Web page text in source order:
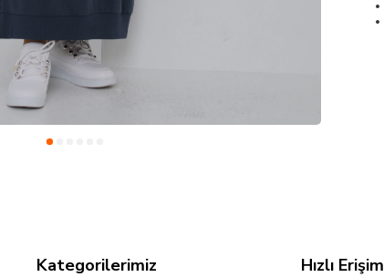
Kategorilerimiz Hızlı Erişim